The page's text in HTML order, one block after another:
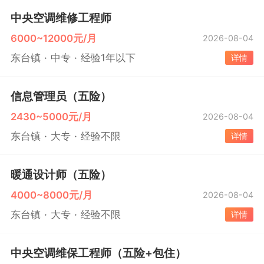
中央空调维修工程师
6000~12000元/月 2026-08-04
东台镇 中专 经验1年以下 详情
信息管理员（五险）
2430~5000元/月 2026-08-04
东台镇 大专 经验不限 详情
暖通设计师（五险）
4000~8000元/月 2026-08-04
东台镇 大专 经验不限 详情
中央空调维保工程师（五险+包住）